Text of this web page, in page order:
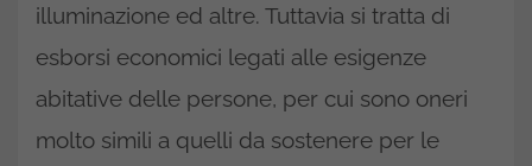
illuminazione ed altre. Tuttavia si tratta di
esborsi economici legati alle esigenze
abitative delle persone, per cui sono oneri
molto simili a quelli da sostenere per le